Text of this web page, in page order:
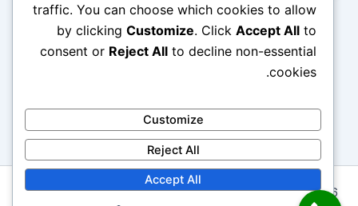
Copyright © 2026 شركة ابتكار المثالية 0545690779 لخدمات
traffic. You can choose which cookies to allow
by clickingCustomize. ClickAccept All to
consent or Reject All to decline non-essential
cookies.
Customize
Reject All
Accept All